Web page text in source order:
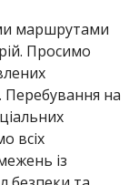
маршрутами
Просимо
на
всіх
із